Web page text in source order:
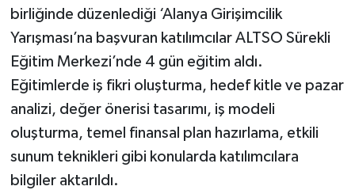
birliğinde düzenlediği ‘Alanya Girişimcilik
Yarışması’na başvuran katılımcılar ALTSO Sürekli
Eğitim Merkezi’nde 4 gün eğitim aldı.
Eğitimlerde iş fikri oluşturma, hedef kitle ve pazar
analizi, değer önerisi tasarımı, iş modeli
oluşturma, temel finansal plan hazırlama, etkili
sunum teknikleri gibi konularda katılımcılara
bilgiler aktarıldı.